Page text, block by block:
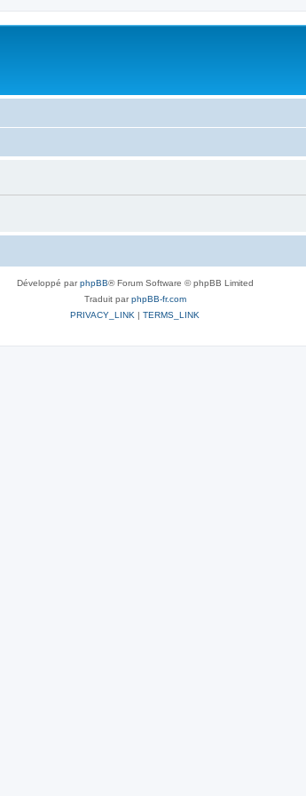
Développé parphpBB® Forum Software © phpBB Limited
Traduit parphpBB-fr.com
PRIVACY_LINK | TERMS_LINK